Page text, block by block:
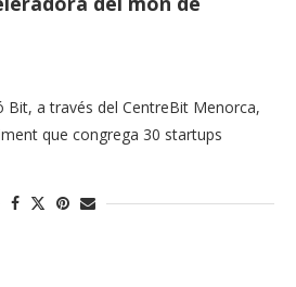
Bit, a través del CentreBit Menorca,
que congrega 30 startups